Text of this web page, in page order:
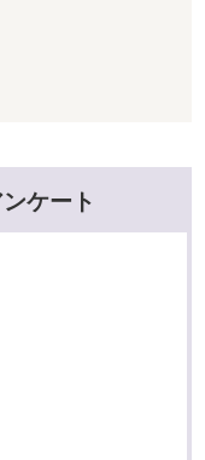
ケート